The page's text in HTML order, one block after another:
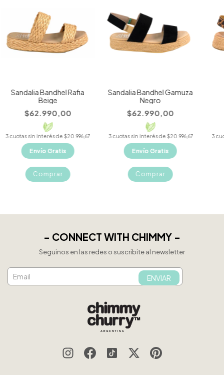
Sandalia Bandhel Rafia
Beige
$62.990,00
3 cuotas sin interés de $20.996,67
Envío Gratis
Comprar
Sandalia Bandhel Gamuza
Negro
$62.990,00
3 cuotas sin interés de $20.996,67
Envío Gratis
Comprar
3
- CONNECT WITH CHIMMY -
Seguinos en las redes o suscribite al newsletter